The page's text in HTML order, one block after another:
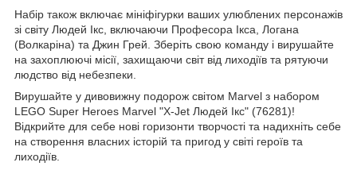
Набір також включає мініфігурки ваших улюблених персонажів
зі світу Людей Ікс, включаючи Професора Ікса, Логана
(Волкаріна) та Джин Грей. Зберіть свою команду і вирушайте
на захоплюючі місії, захищаючи світ від лиходіїв та рятуючи
людство від небезпеки.
Вирушайте у дивовижну подорож світом Marvel з набором
LEGO Super Heroes Marvel "X-Jet Людей Ікс" (76281)!
Відкрийте для себе нові горизонти творчості та надихніть себе
на створення власних історій та пригод у світі героїв та
лиходіїв.